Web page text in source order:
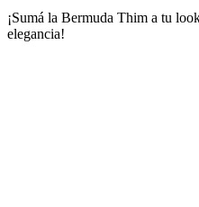
¡Sumá la Bermuda Thim a tu
elegancia!